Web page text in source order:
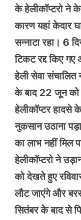
के हेलीकॉप्टरो ने
कारण यहां केदार
सन्नाटा रहा। 6
टिकट रद्द किए
हेली सेवा संचालित
के बाद 22 जून को
हेलीकॉप्टर हादसे
नुकसान उठाना
का लाभ नहीं मिल
हेलीकॉप्टरो ने
को देखते हुए
लौट जाएंगे और
सितंबर के बाद से